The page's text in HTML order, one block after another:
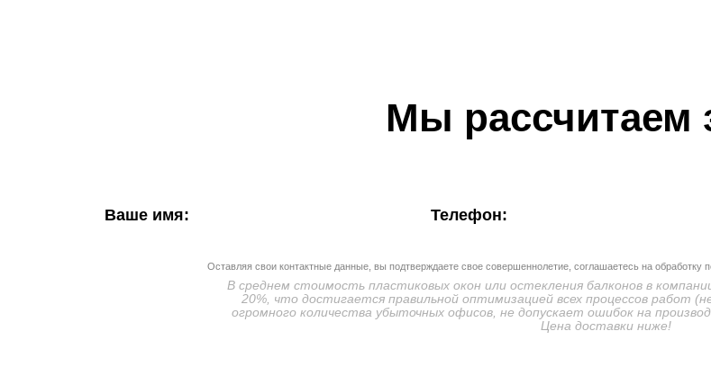
Мы рассчитаем
Ваше имя: Телефон:
Оставляя свои контактные данные, вы подтверждаете свое совершеннолетие, соглашаетесь на обработку
В среднем стоимость пластиковых окон или остекления балконов в
20%, что достигается правильной оптимизацией всех процессов работ
огромного количества убыточных офисов, не допускает ошибок на
Цена доставки ниже!